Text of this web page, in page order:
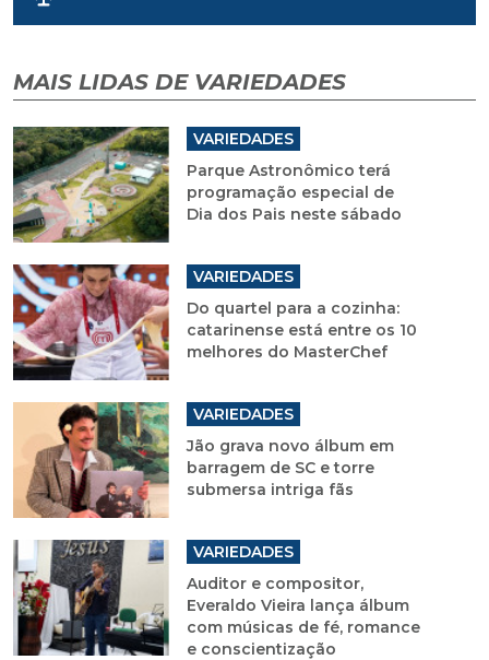
MAIS LIDAS DE VARIEDADES
VARIEDADES
Parque Astronômico terá
programação especial de
Dia dos Pais neste sábado
VARIEDADES
Do quartel para a cozinha:
catarinense está entre os 10
melhores do MasterChef
VARIEDADES
Jão grava novo álbum em
barragem de SC e torre
submersa intriga fãs
VARIEDADES
Auditor e compositor,
Everaldo Vieira lança álbum
com músicas de fé, romance
e conscientização